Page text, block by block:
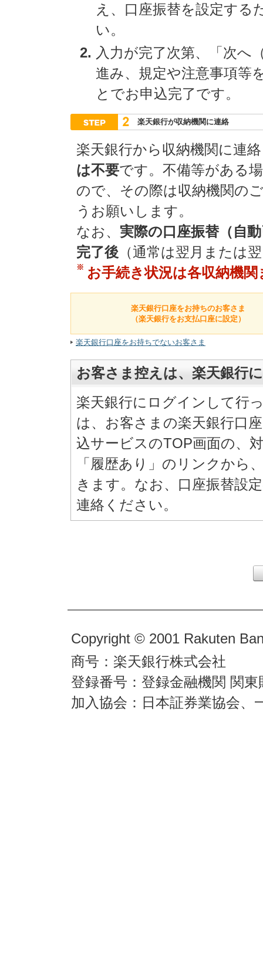
え、口座振替を設定する
い。
入力が完了次第、「次へ
進み、規定や注意事項等
とでお申込完了です。
楽天銀行が収納機関に連絡
楽天銀行から収納機関に連
は不要です。不備等がある
ので、その際は収納機関の
うお願いします。
なお、 実際の口座振替（自
完了後 （通常は翌月または
※ お手続き状況は各収納機
楽天銀行口座をお持ちのお客さま
（楽天銀行をお支払口座に設定）
楽天銀行口座をお持ちでないお客さま
お客さま控えは、楽天銀行
楽天銀行にログインして行
は、お客さまの楽天銀行口
込サービスのTOP画面の、
「履歴あり」のリンクから
きます。なお、口座振替設
連絡ください。
Copyright © 2001 Rakuten
商号：楽天銀行株式会社
登録番号：登録金融機関 関
加入協会：日本証券業協会、